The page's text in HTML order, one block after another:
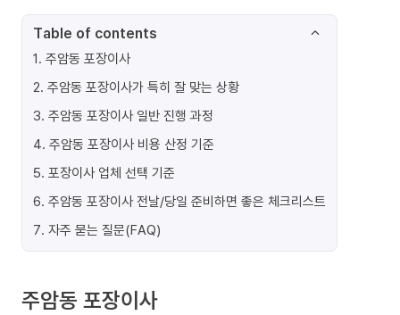
Table of contents
1. 주암동 포장이사
2. 주암동 포장이사가 특히 잘 맞는 상황
3. 주암동 포장이사 일반 진행 과정
4. 주암동 포장이사 비용 산정 기준
5. 포장이사 업체 선택 기준
6. 주암동 포장이사 전날/당일 준비하면 좋은 체크리스트
7. 자주 묻는 질문(FAQ)
주암동 포장이사